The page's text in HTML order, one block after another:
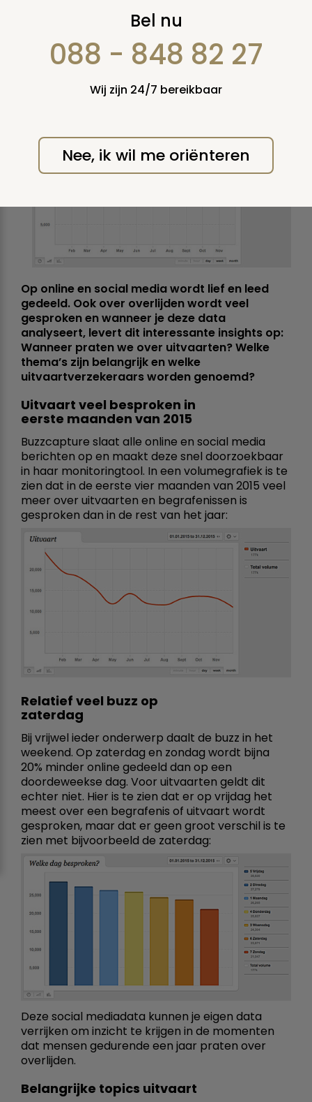
Uitvaarten online
meer besproken in
begin van het jaar
Op online en social media wordt lief en leed
gedeeld. Ook over overlijden wordt veel
gesproken en wanneer je deze data
analyseert, levert dit interessante insights op:
Wanneer praten we over uitvaarten? Welke
thema’s zijn belangrijk en welke
uitvaartverzekeraars worden genoemd?
Uitvaart veel besproken in
eerste maanden van 2015
Buzzcapture slaat alle online en social media
berichten op en maakt deze snel doorzoekbaar
in haar monitoringtool. In een volumegrafiek is te
zien dat in de eerste vier maanden van 2015 veel
meer over uitvaarten en begrafenissen is
gesproken dan in de rest van het jaar:
Relatief veel buzz op
zaterdag
Bij vrijwel ieder onderwerp daalt de buzz in het
weekend. Op zaterdag en zondag wordt bijna
20% minder online gedeeld dan op een
doordeweekse dag. Voor uitvaarten geldt dit
echter niet. Hier is te zien dat er op vrijdag het
meest over een begrafenis of uitvaart wordt
gesproken, maar dat er geen groot verschil is te
zien met bijvoorbeeld de zaterdag:
Deze social mediadata kunnen je eigen data
verrijken om inzicht te krijgen in de momenten
dat mensen gedurende een jaar praten over
overlijden.
Belangrijke topics uitvaart
Bel nu
088 - 848 82 27
Wij zijn 24/7 bereikbaar
Nee, ik wil me oriënteren